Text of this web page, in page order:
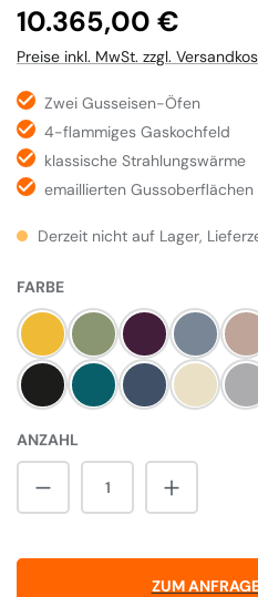
Regulärer Preis:
10.365,00 €
Preise inkl. MwSt. zzgl.
Zwei Gusseisen-Öfen
4-flammiges Gaskochfeld
klassische Strahlungswärme
emaillierten Gussoberflächen
Derzeit nicht auf Lager,
FARBEAUSWÄHLEN
Mustard Olivine AubergineDove
Pewter Salcombe BlueDartmouth Blue
Linen
ANZAHL
Produkt Anzahl:
ZUM